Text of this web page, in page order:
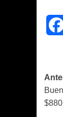
de